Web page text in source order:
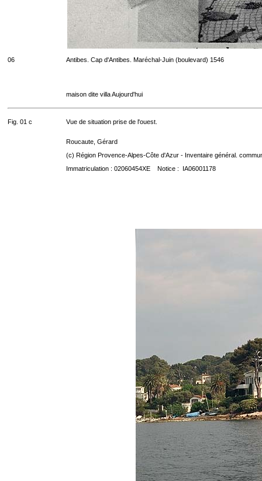
06 Antibes. Cap d'Antibes. Maréchal-Juin (boulevard) 1546
maison dite villa Aujourd'hui
Fig. 01 c Vue de situation prise de l'ouest.
Roucaute, Gérard
(c) Région Provence-Alpes-Côte d'Azur - Inventaire général.
Immatriculation : 02060454XE Notice : IA06001178